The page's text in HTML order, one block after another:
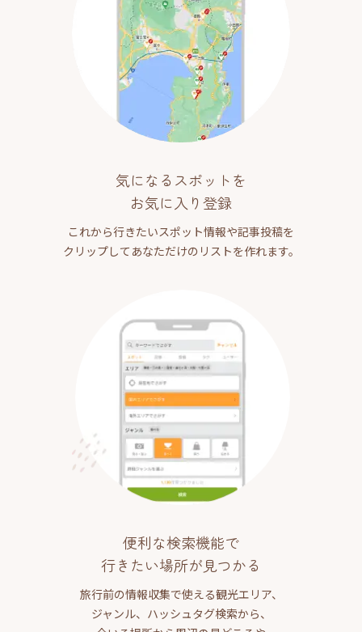
気になるスポットを
お気に入り登録
これから行きたいスポット情報や記事投稿を
クリップしてあなただけのリストを作れます。
便利な検索機能で
行きたい場所が見つかる
旅行前の情報収集で使える観光エリア、
ジャンル、ハッシュタグ検索から、